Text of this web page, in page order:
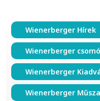
Wienerberger Hírek
Wienerberger
Wienerberger
Wienerberger